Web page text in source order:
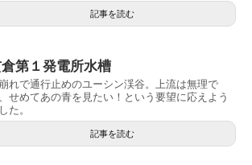
記事を読む
第１発電所水槽
れで通行止めのユーシン渓谷。上流は無理で
せめてあの青を見たい！という要望に応えよう
た。
記事を読む